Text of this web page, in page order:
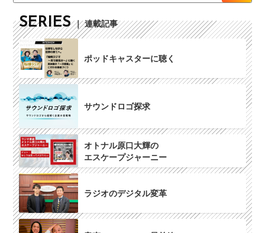
SERIES ｜ 連載記事
ポッドキャスターに聴く
サウンドロゴ探求
オトナル原口大輝の
エスケープジャーニー
ラジオのデジタル変革